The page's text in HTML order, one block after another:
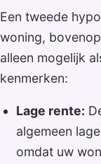
Een tweede
woning,
alleen mogelijk
kenmerken:
Lage rente:
algemeen
omdat uw